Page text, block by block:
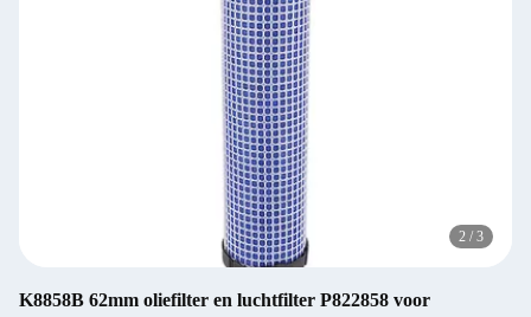
2 / 3
K8858B 62mm oliefilter en luchtfilter P822858 voor